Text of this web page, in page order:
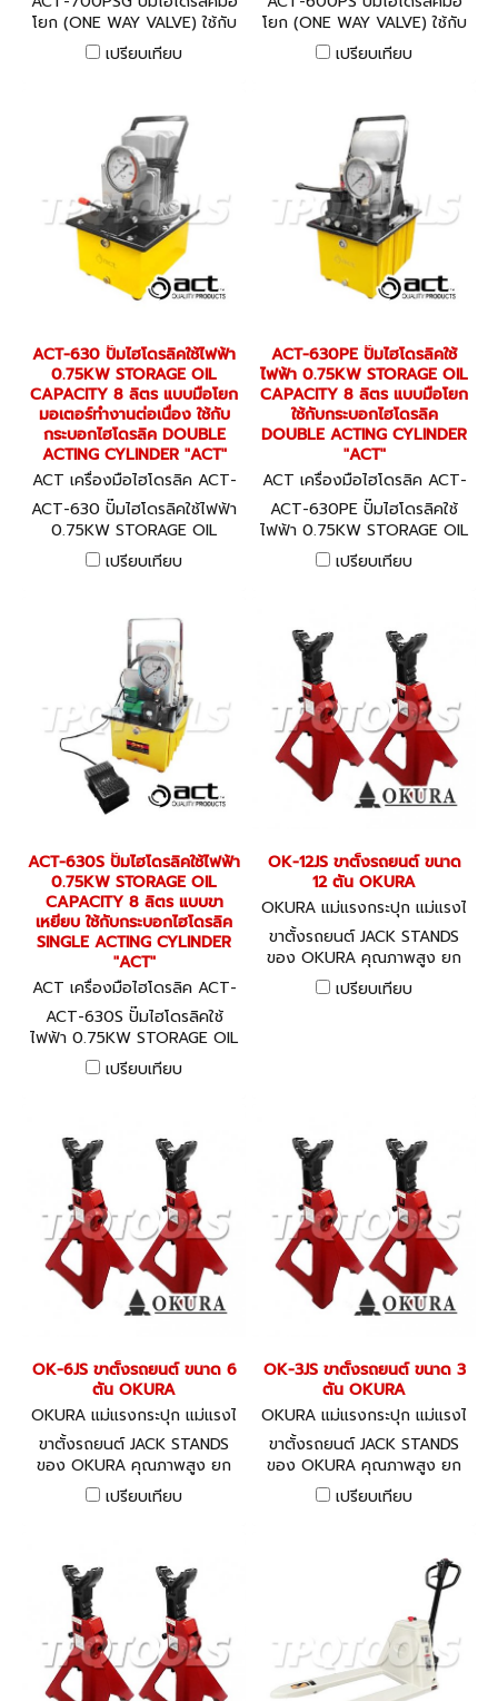
โยก (ONE WAY VALVE) ใช้กับ
น้ำมัน 700CC. กำลังอัด
700BAR / 10000PSI "ACT"
เปรียบเทียบ
โยก (ONE WAY VALVE) ใช้กับ
น้ำมัน 280CC กำลังอัด
600BAR / 8700PSI "ACT"
เปรียบเทียบ
ACT-630 ปั๊มไฮโดรลิคใช้ไฟฟ้า
0.75KW STORAGE OIL
CAPACITY 8 ลิตร แบบมือโยก
มอเตอร์ทำงานต่อเนื่อง ใช้กับ
กระบอกไฮโดรลิค DOUBLE
ACTING CYLINDER "ACT"
ACT เครื่องมือไฮโดรลิค ACT-
630
ACT-630 ปั๊มไฮโดรลิคใช้ไฟฟ้า
0.75KW STORAGE OIL
CAPACITY 8 ลิตร แบบมือโยก
มอเตอร์ทำงานต่อเนื่อง ใช้กับ
ACTING CYLINDER "ACT"
เปรียบเทียบ
ACT-630PE ปั๊มไฮโดรลิคใช้
ไฟฟ้า 0.75KW STORAGE OIL
CAPACITY 8 ลิตร แบบมือโยก
ใช้กับกระบอกไฮโดรลิค
DOUBLE ACTING CYLINDER
"ACT"
ACT เครื่องมือไฮโดรลิค ACT-
630PE
ACT-630PE ปั๊มไฮโดรลิคใช้
ไฟฟ้า 0.75KW STORAGE OIL
CAPACITY 8 ลิตร แบบมือโยก
ใช้กับกระบอกไฮโดรลิค
เปรียบเทียบ
ACT-630S ปั๊มไฮโดรลิคใช้ไฟฟ้า
0.75KW STORAGE OIL
CAPACITY 8 ลิตร แบบขา
เหยียบ ใช้กับกระบอกไฮโดรลิค
SINGLE ACTING CYLINDER
"ACT"
ACT เครื่องมือไฮโดรลิค ACT-
630S
ACT-630S ปั๊มไฮโดรลิคใช้
ไฟฟ้า 0.75KW STORAGE OIL
CAPACITY 8 ลิตร แบบขา
เหยียบ ใช้กับกระบอกไฮโดรลิค
เปรียบเทียบ
OK-12JS ขาตั้งรถยนต์ ขนาด
12 ตัน OKURA
OKURA แม่แรงกระปุก แม่แรงไ
ฮโดรลิค OK-12JS
ขาตั้งรถยนต์ JACK STANDS
ของ OKURA คุณภาพสูง ยก
ระดับได้
เปรียบเทียบ
OK-6JS ขาตั้งรถยนต์ ขนาด 6
ตัน OKURA
OKURA แม่แรงกระปุก แม่แรงไ
ฮโดรลิค OK-6JS
ขาตั้งรถยนต์ JACK STANDS
ของ OKURA คุณภาพสูง ยก
ระดับได้
เปรียบเทียบ
OK-3JS ขาตั้งรถยนต์ ขนาด 3
ตัน OKURA
OKURA แม่แรงกระปุก แม่แรงไ
ฮโดรลิค OK-3JS
ขาตั้งรถยนต์ JACK STANDS
ของ OKURA คุณภาพสูง ยก
ระดับได้
เปรียบเทียบ